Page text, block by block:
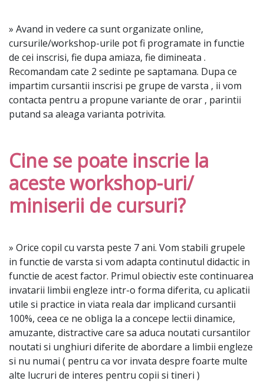
» Avand in vedere ca sunt organizate online,
cursurile/workshop-urile pot fi programate in functie
de cei inscrisi, fie dupa amiaza, fie dimineata .
Recomandam cate 2 sedinte pe saptamana. Dupa ce
impartim cursantii inscrisi pe grupe de varsta , ii vom
contacta pentru a propune variante de orar , parintii
putand sa aleaga varianta potrivita.
Cine se poate inscrie la
aceste workshop-uri/
miniserii de cursuri?
» Orice copil cu varsta peste 7 ani. Vom stabili grupele
in functie de varsta si vom adapta continutul didactic in
functie de acest factor. Primul obiectiv este continuarea
invatarii limbii engleze intr-o forma diferita, cu aplicatii
utile si practice in viata reala dar implicand cursantii
100%, ceea ce ne obliga la a concepe lectii dinamice,
amuzante, distractive care sa aduca noutati cursantilor
noutati si unghiuri diferite de abordare a limbii engleze
si nu numai ( pentru ca vor invata despre foarte multe
alte lucruri de interes pentru copii si tineri )